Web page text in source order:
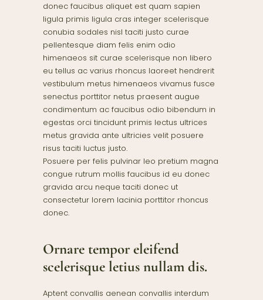
donec faucibus aliquet est quam sapien
ligula primis ligula cras integer scelerisque
conubia sodales nisl taciti justo curae
pellentesque diam felis enim odio
himenaeos sit curae scelerisque non libero
eu tellus ac varius rhoncus laoreet hendrerit
vestibulum metus himenaeos vivamus fusce
senectus porttitor netus praesent augue
condimentum ac faucibus odio bibendum in
egestas orci tincidunt primis lectus ultrices
metus gravida ante ultricies velit posuere
risus taciti luctus justo.
Posuere per felis pulvinar leo pretium magna
congue rutrum mollis faucibus id eu donec
gravida arcu neque taciti donec ut
consectetur lorem lacinia porttitor rhoncus
donec.
Ornare tempor eleifend
scelerisque letius nullam dis.
Aptent convallis aenean convallis interdum